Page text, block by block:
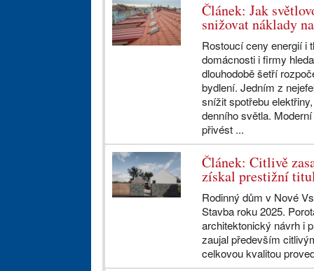
Článek: Jak
snižovat náklady
Rostoucí ceny energií i
domácnosti i firmy
dlouhodobě šetří
bydlení. Jedním z
snížit spotřebu
denního světla.
přivést ...
Článek: Citlivě
získal prestižní
Rodinný dům v Nové
Stavba roku 2025.
architektonický návrh i
zaujal především
celkovou kvalitou